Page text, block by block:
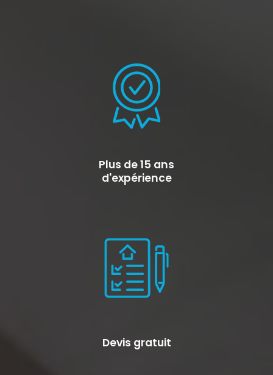
Plus de 15 ans
d'expérience
Devis gratuit